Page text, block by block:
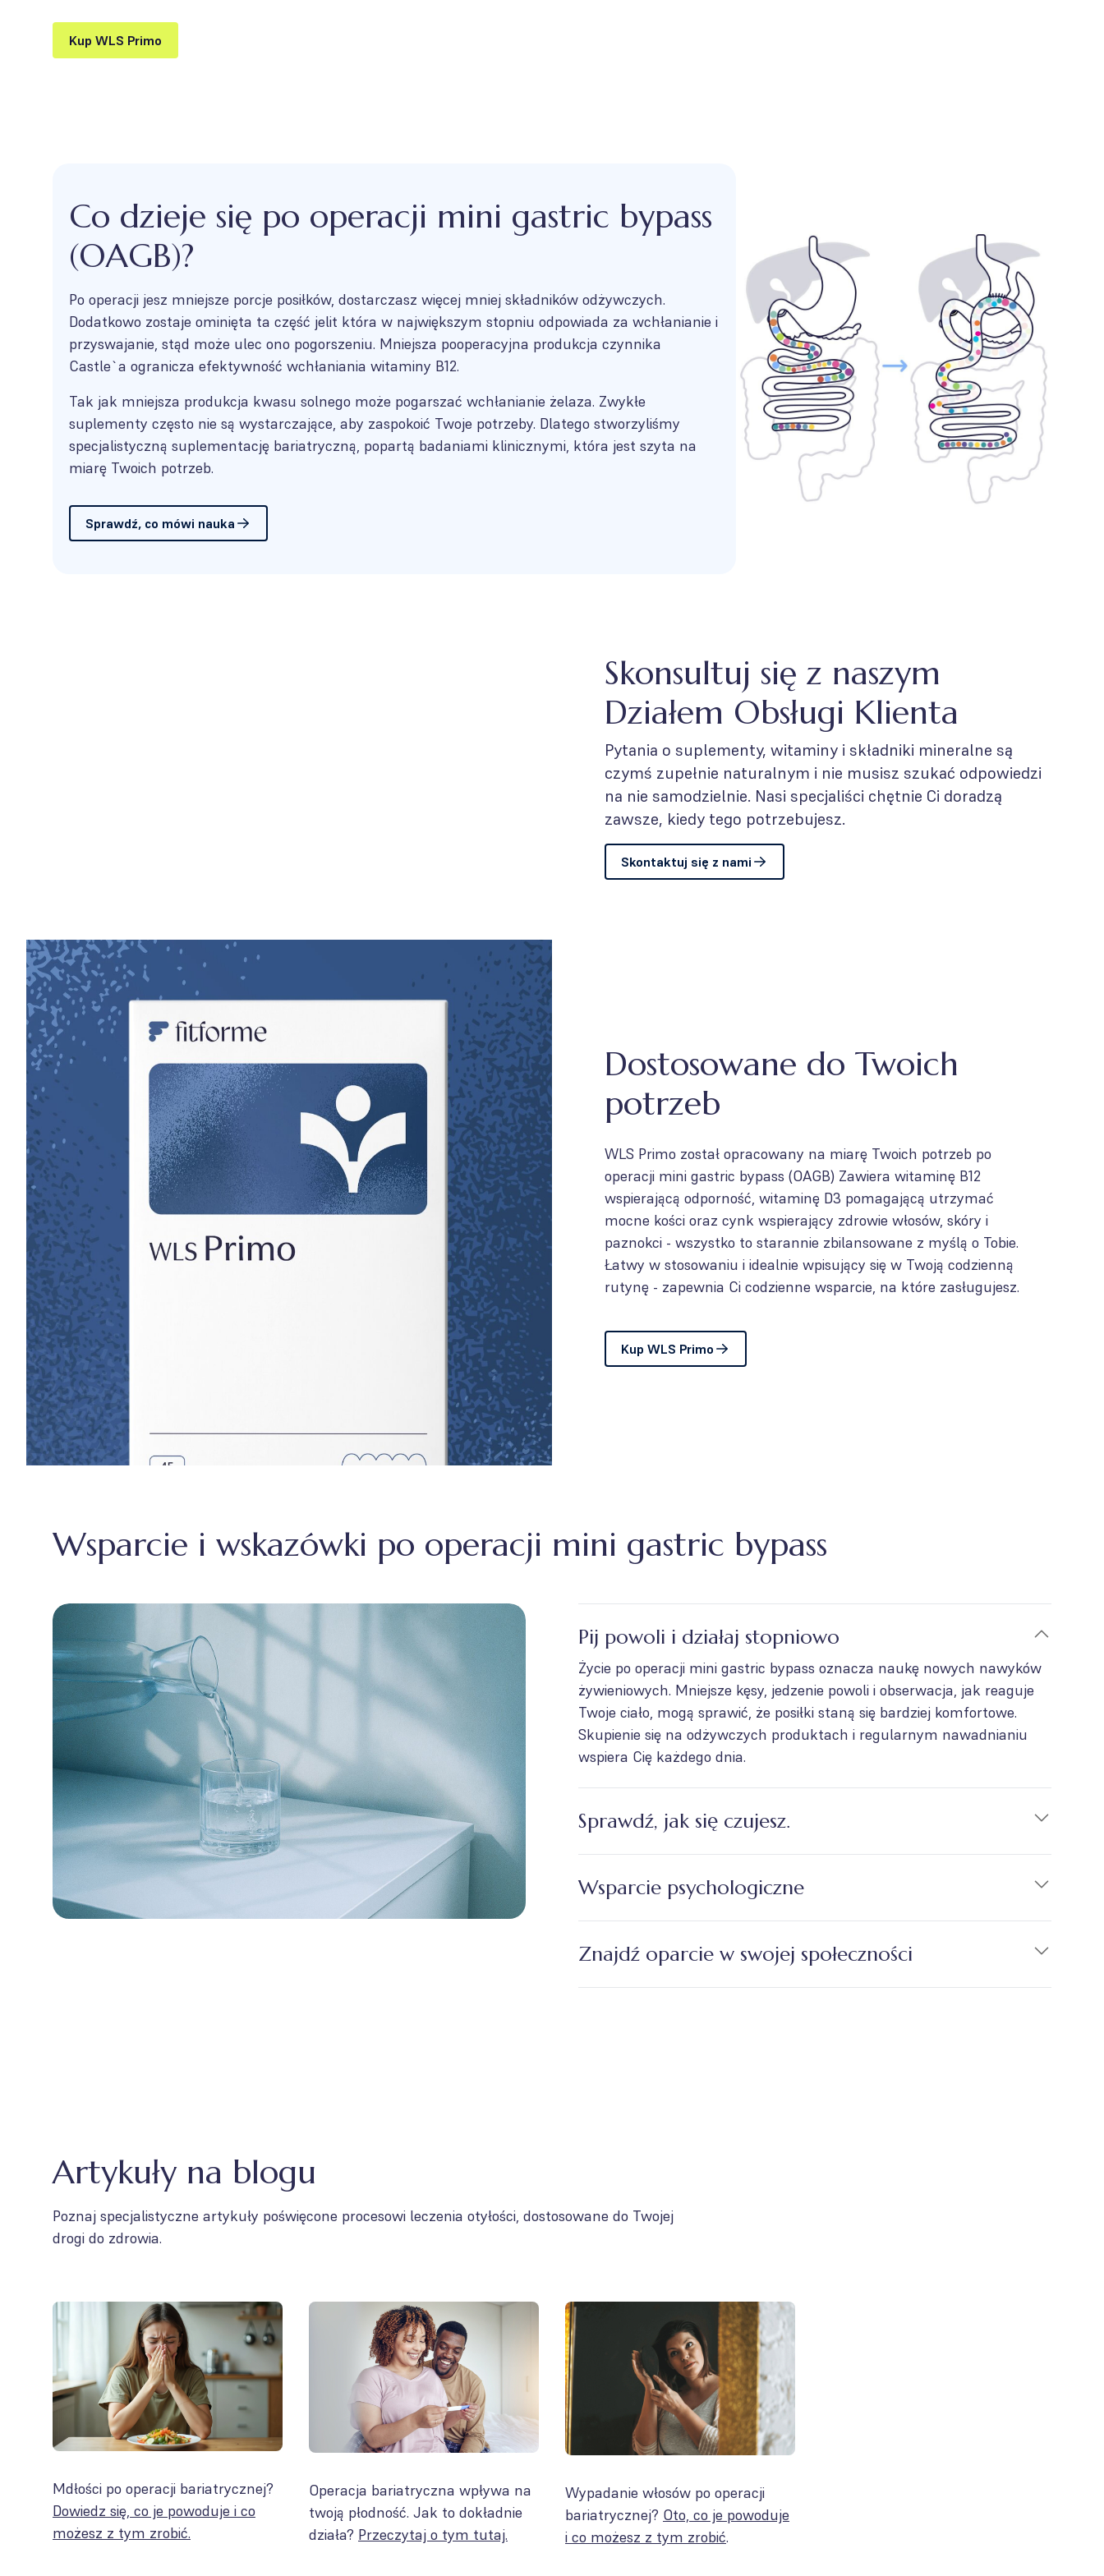
Kup WLS Primo
Co dzieje się po operacji mini gastric bypass
(OAGB)?
Po operacji jesz mniejsze porcje posiłków, dostarczasz więcej mniej składników odżywczych.
Dodatkowo zostaje ominięta ta część jelit która w największym stopniu odpowiada za wchłanianie i
przyswajanie, stąd może ulec ono pogorszeniu. Mniejsza pooperacyjna produkcja czynnika
Castle`a ogranicza efektywność wchłaniania witaminy B12.
Tak jak mniejsza produkcja kwasu solnego może pogarszać wchłanianie żelaza. Zwykłe
suplementy często nie są wystarczające, aby zaspokoić Twoje potrzeby. Dlatego stworzyliśmy
specjalistyczną suplementację bariatryczną, popartą badaniami klinicznymi, która jest szyta na
miarę Twoich potrzeb.
Sprawdź, co mówi nauka
Skonsultuj się z naszym
Działem Obsługi Klienta
Pytania o suplementy, witaminy i składniki mineralne są
czymś zupełnie naturalnym i nie musisz szukać odpowiedzi
na nie samodzielnie. Nasi specjaliści chętnie Ci doradzą
zawsze, kiedy tego potrzebujesz.
Skontaktuj się z nami
Dostosowane do Twoich
potrzeb
WLS Primo został opracowany na miarę Twoich potrzeb po
operacji mini gastric bypass (OAGB) Zawiera witaminę B12
wspierającą odporność, witaminę D3 pomagającą utrzymać
mocne kości oraz cynk wspierający zdrowie włosów, skóry i
paznokci - wszystko to starannie zbilansowane z myślą o Tobie.
Łatwy w stosowaniu i idealnie wpisujący się w Twoją codzienną
rutynę - zapewnia Ci codzienne wsparcie, na które zasługujesz.
Kup WLS Primo
Wsparcie i wskazówki po operacji mini gastric bypass
Pij powoli i działaj stopniowo
Życie po operacji mini gastric bypass oznacza naukę nowych nawyków
żywieniowych. Mniejsze kęsy, jedzenie powoli i obserwacja, jak reaguje
Twoje ciało, mogą sprawić, że posiłki staną się bardziej komfortowe.
Skupienie się na odżywczych produktach i regularnym nawadnianiu
wspiera Cię każdego dnia.
Sprawdź, jak się czujesz.
Wsparcie psychologiczne
Znajdź oparcie w swojej społeczności
Artykuły na blogu
Poznaj specjalistyczne artykuły poświęcone procesowi leczenia otyłości, dostosowane do Twojej
drogi do zdrowia.
Mdłości po operacji bariatrycznej?
Dowiedz się, co je powoduje i co
możesz z tym zrobić.
Operacja bariatryczna wpływa na
twoją płodność. Jak to dokładnie
działa? Przeczytaj o tym tutaj.
Wypadanie włosów po operacji
bariatrycznej? Oto, co je powoduje
i co możesz z tym zrobić.